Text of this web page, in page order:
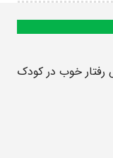
رفتار خوب در کودک